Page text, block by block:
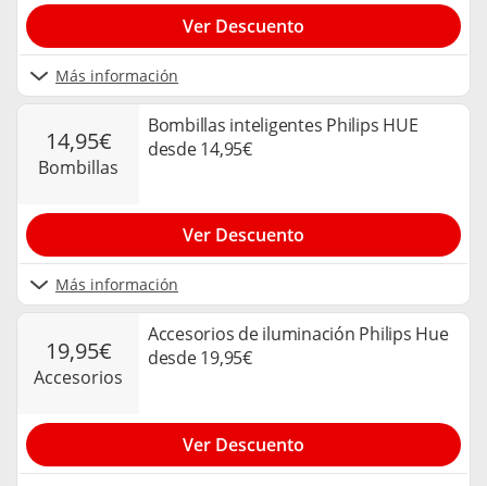
Más información
Ver Descuento
14,95€
bombillas
Bombillas inteligentes Philips HUE
desde 14,95€
Más información
Ver Descuento
19,95€
accesorios
Accesorios de iluminación Philips Hue
desde 19,95€
Ver Descuento